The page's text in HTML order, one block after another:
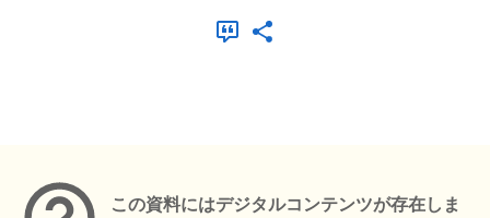
この資料にはデジタルコンテンツが存在しま